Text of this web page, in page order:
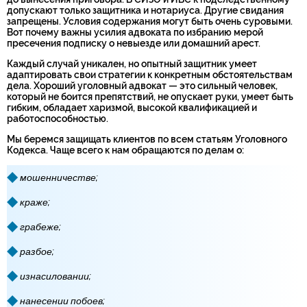
допускают только защитника и нотариуса. Другие свидания
запрещены. Условия содержания могут быть очень суровыми.
Вот почему важны усилия адвоката по избранию мерой
пресечения подписку о невыезде или домашний арест.
Каждый случай уникален, но опытный защитник умеет
адаптировать свои стратегии к конкретным обстоятельствам
дела. Хороший уголовный адвокат — это сильный человек,
который не боится препятствий, не опускает руки, умеет быть
гибким, обладает харизмой, высокой квалификацией и
работоспособностью.
Мы беремся защищать клиентов по всем статьям Уголовного
Кодекса. Чаще всего к нам обращаются по делам о:
мошенничестве;
краже;
грабеже;
разбое;
изнасиловании;
нанесении побоев;